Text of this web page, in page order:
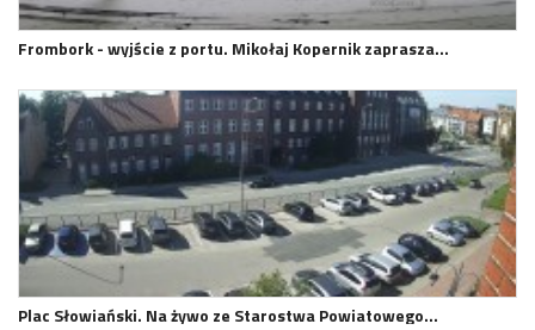
Frombork - wyjście z portu. Mikołaj Kopernik zaprasza…
Plac Słowiański. Na żywo ze Starostwa Powiatowego…